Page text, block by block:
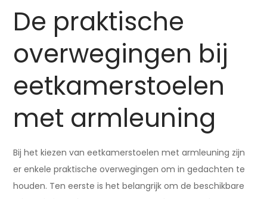
De praktische
overwegingen bij
eetkamerstoelen
met armleuning
Bij het kiezen van eetkamerstoelen met armleuning zijn
er enkele praktische overwegingen om in gedachten te
houden. Ten eerste is het belangrijk om de beschikbare